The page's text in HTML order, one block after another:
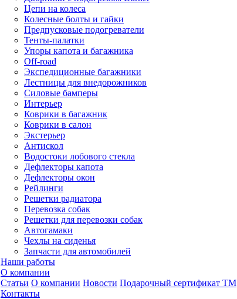
Цепи на колеса
Колесные болты и гайки
Предпусковые подогреватели
Тенты-палатки
Упоры капота и багажника
Off-road
Экспедиционные багажники
Лестницы для внедорожников
Силовые бамперы
Интерьер
Коврики в багажник
Коврики в салон
Экстерьер
Антискол
Водостоки лобового стекла
Дефлекторы капота
Дефлекторы окон
Рейлинги
Решетки радиатора
Перевозка собак
Решетки для перевозки собак
Автогамаки
Чехлы на сиденья
Запчасти для автомобилей
Наши работы
О компании
Статьи О компании Новости Подарочный сертификат ТМ
Контакты